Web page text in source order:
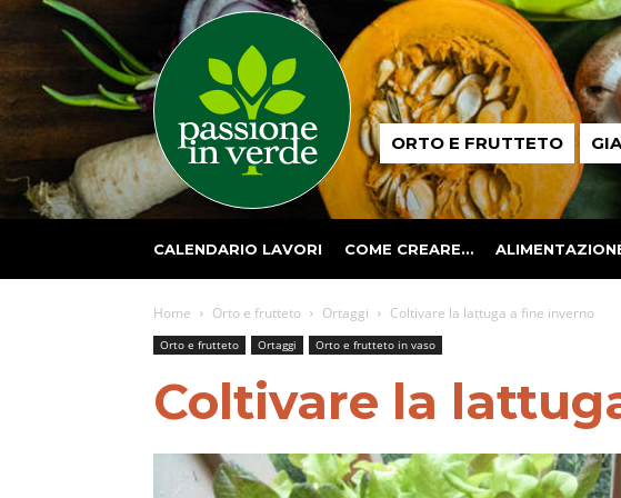
Passione
in ORTO E FRUTTETO
CALENDARIO LAVORI COME CREARE…
Home Orto e frutteto Ortaggi Coltivare la lattuga a fine inverno
Orto e frutteto Ortaggi Orto e frutteto in vaso
Coltivare la